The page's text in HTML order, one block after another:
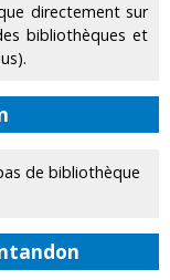
directement sur
bibliothèques et
de bibliothèque